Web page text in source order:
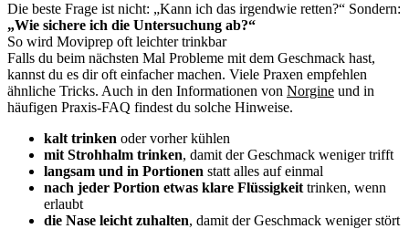
Die beste Frage ist nicht: „Kann ich das irgendwie retten?“ Sondern:
„Wie sichere ich die Untersuchung ab?“
So wird Moviprep oft leichter trinkbar
Falls du beim nächsten Mal Probleme mit dem Geschmack hast,
kannst du es dir oft einfacher machen. Viele Praxen empfehlen
ähnliche Tricks. Auch in den Informationen von Norgine und in
häufigen Praxis-FAQ findest du solche Hinweise.
kalt trinken oder vorher kühlen
mit Strohhalm trinken, damit der Geschmack weniger trifft
langsam und in Portionen statt alles auf einmal
nach jeder Portion etwas klare Flüssigkeit trinken, wenn
erlaubt
die Nase leicht zuhalten, damit der Geschmack weniger stört